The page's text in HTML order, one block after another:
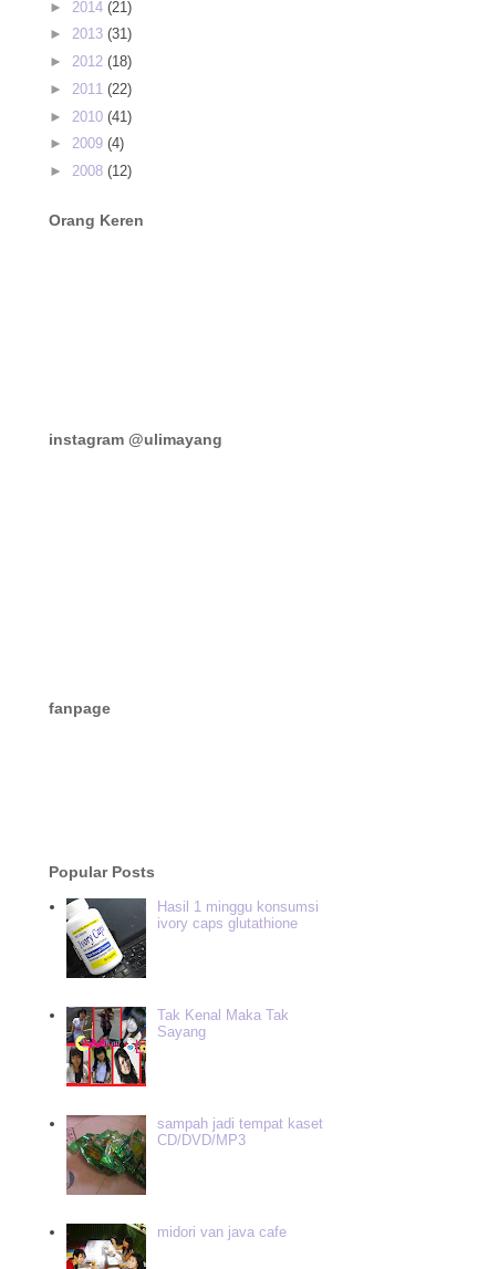
► 2014 (21)
► 2013 (31)
► 2012 (18)
► 2011 (22)
► 2010 (41)
► 2009 (4)
► 2008 (12)
Orang Keren
instagram @ulimayang
fanpage
Popular Posts
Hasil 1 minggu konsumsi
ivory caps glutathione
Tak Kenal Maka Tak
Sayang
sampah jadi tempat kaset
CD/DVD/MP3
midori van java cafe